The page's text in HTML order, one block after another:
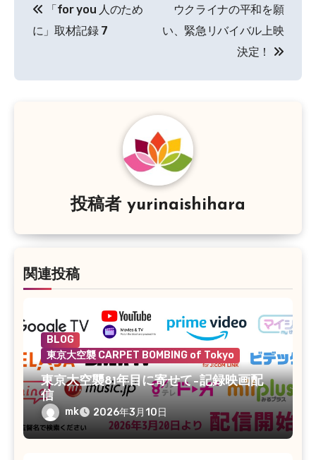
稿
ビ
「for you 人のため
に」取材記録 7
ウクライナの平和を願
い、緊急リバイバル上映
決定！
投稿者 yurinaishihara
関連投稿
BLOG
東京大空襲 CARPET BOMBING of Tokyo
東京大空襲81年目に寄せて–記録映画配
信
mk 2026年3月10日